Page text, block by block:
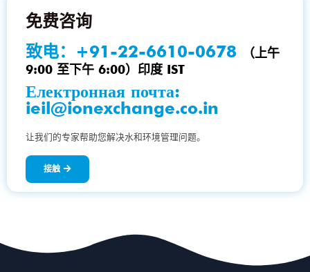
免费咨询
致电：
+91-22-6610-0678
（上午
9:00 至下午 6:00）印度 IST
Електронная почта:
ieil@ionexchange.co.in
让我们的专家帮助您解决水和环境管理问题。
接触